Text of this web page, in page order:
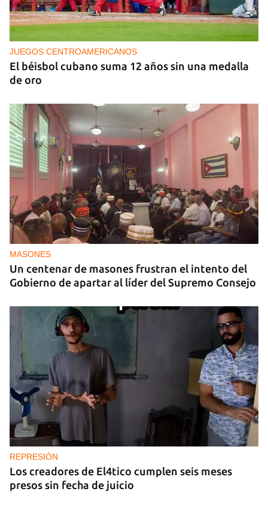
NICARAGUA
EE UU propone a la OEA convocar a los
cancilleres para "tomar medidas" contra las
decisiones de Ortega
JUEGOS CENTROAMERICANOS
El béisbol cubano suma 12 años sin una medalla
de oro
MASONES
Un centenar de masones frustran el intento del
Gobierno de apartar al líder del Supremo Consejo
REPRESIÓN
Los creadores de El4tico cumplen seis meses
presos sin fecha de juicio